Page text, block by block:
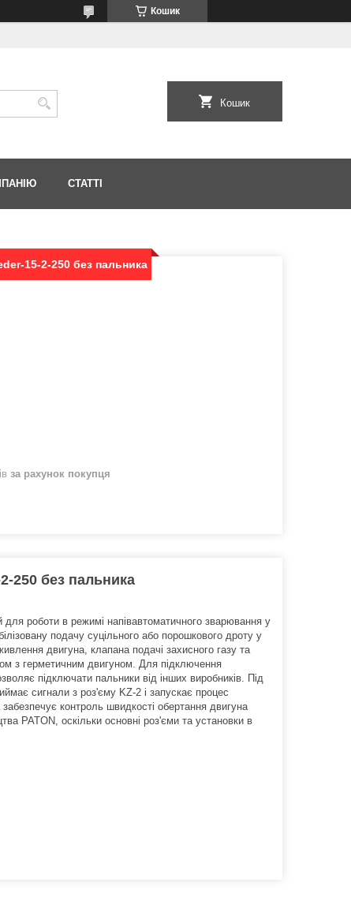
Кошик
Кошик
СТАТТІ
15-2-250 без пальника
за рахунок покупця
250 без пальника
роботи в режимі напівавтоматичного зварювання у
подачу суцільного або порошкового дроту у
двигуна, клапана подачі захисного газу та
з герметичним двигуном. Для підключення
підключати пальники від інших виробників. Під
сигнали з роз'єму KZ-2 і запускає процес
контроль швидкості обертання двигуна
PATON, оскільки основні роз'єми та установки в